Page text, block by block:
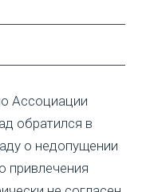
Ассоциации
обратился в
о недопущении
привлечения